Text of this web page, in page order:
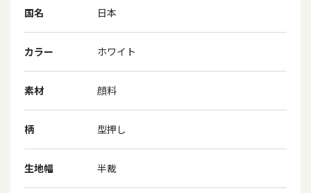
国名 日本
カラー ホワイト
素材 顔料
柄 型押し
生地幅 半裁